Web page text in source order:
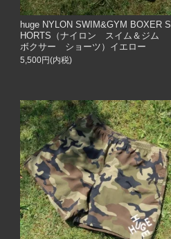
huge NYLON SWIM&GYM BOXER S
HORTS（ナイロン スイム＆ジム
ボクサー ショーツ）イエロー
5,500円(内税)